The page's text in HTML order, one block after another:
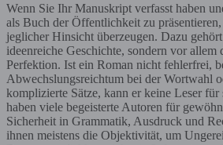
Wenn Sie Ihr Manuskript verfasst haben
als Buch der Öffentlichkeit zu
jeglicher Hinsicht überzeugen. Dazu
ideenreiche Geschichte, sondern vor allem
Perfektion. Ist ein Roman nicht fehlerfrei,
Abwechslungsreichtum bei der Wortwahl
komplizierte Sätze, kann er keine Leser
haben viele begeisterte Autoren für
Sicherheit in Grammatik, Ausdruck und
ihnen meistens die Objektivität, um